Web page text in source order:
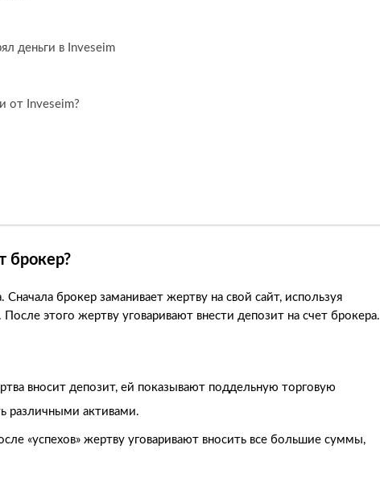
деньги в Inveseim
от Inveseim?
брокер?
брокер заманивает жертву на свой сайт, используя
этого жертву уговаривают внести депозит на счет брокера.
вносит депозит, ей показывают поддельную торговую
различными активами.
«успехов» жертву уговаривают вносить все большие суммы,